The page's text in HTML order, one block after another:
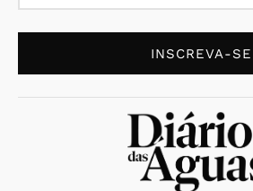
INSCREVA-SE